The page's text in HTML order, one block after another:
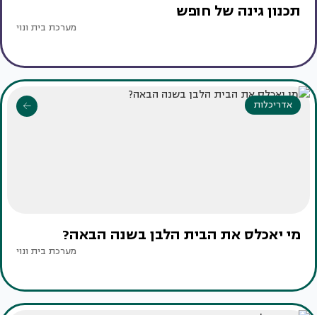
תכנון גינה של חופש
מערכת בית ונוי
אדריכלות
מי יאכלס את הבית הלבן בשנה הבאה?
מערכת בית ונוי